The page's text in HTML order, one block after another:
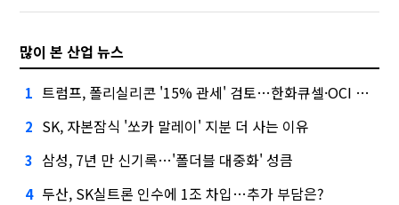
많이 본 산업 뉴스
1 트럼프, 폴리실리콘 '15% 관세' 검토…한화큐셀·OCI 영향은?
2 SK, 자본잠식 '쏘카 말레이' 지분 더 사는 이유
3 삼성, 7년 만 신기록…'폴더블 대중화' 성큼
4 두산, SK실트론 인수에 1조 차입…추가 부담은?